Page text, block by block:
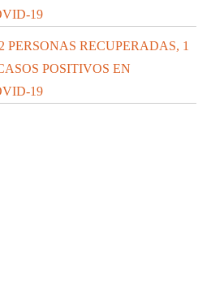
19
PERSONAS RECUPERADAS, 1
POSITIVOS EN
19